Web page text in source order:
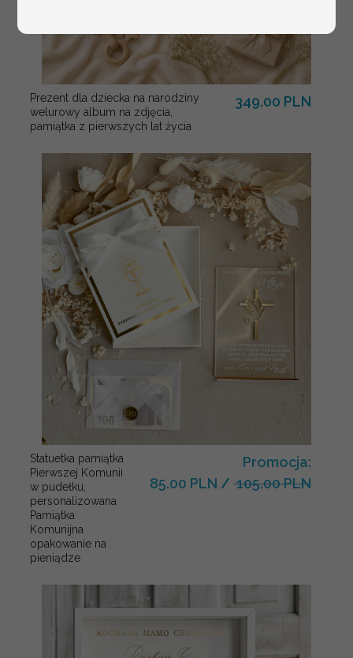
Prezent dla dziecka na narodziny
welurowy album na zdjęcia,
pamiątka z pierwszych lat życia
349.00 PLN
Statuetka pamiątka
Pierwszej Komunii
w pudełku,
personalizowana
Pamiątka
Komunijna
opakowanie na
pieniądze
Promocja:
85.00 PLN / 105.00 PLN